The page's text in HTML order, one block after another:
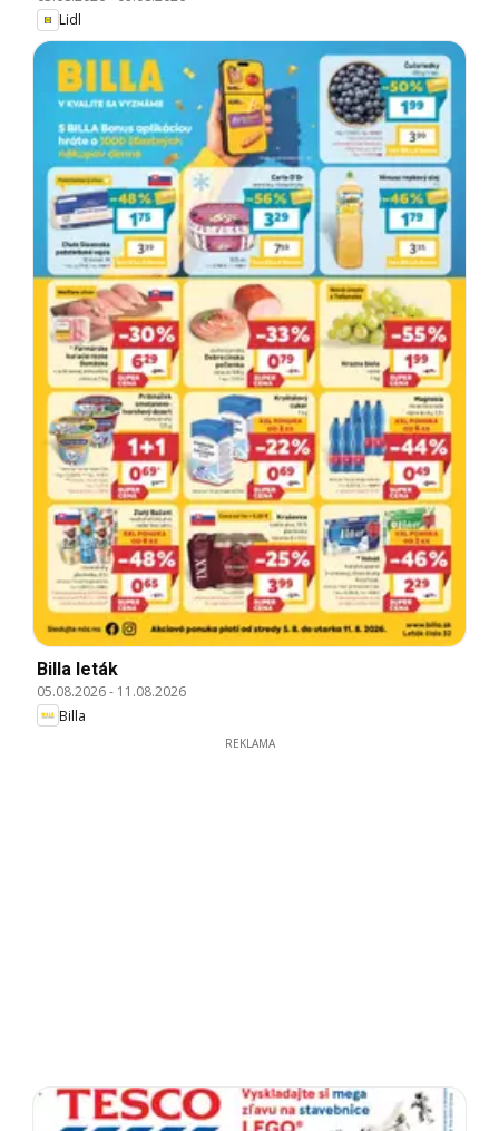
Lidl
Billa leták
05.08.2026- 11.08.2026
Billa
REKLAMA